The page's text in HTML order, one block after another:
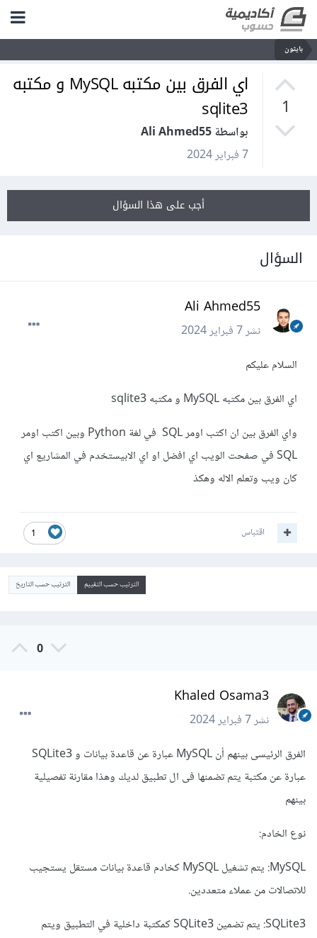
بايثون
1
اي الفرق بين مكتبه MySQL و مكتبه
sqlite3
بواسطة Ali Ahmed55
7 فبراير 2024
أجب على هذا السؤال
السؤال
Ali Ahmed55
نشر7 فبراير 2024
السلام عليكم
اي الفرق بين مكتبه MySQL و مكتبه sqlite3
واي الفرق بين ان اكتب اومر SQL في لغة Python وبين اكتب اومر
SQL في صفحت الويب اي افضل او اي الابيستخدم في المشاريع اي
كان ويب وتعلم الاله وهكذ
1 اقتباس
الترتيب حسب التقييم الترتيب حسب التاريخ
0
Khaled Osama3
نشر7 فبراير 2024
الفرق الرئيسى بينهم أن MySQL عبارة عن قاعدة بيانات و SQLite3
عبارة عن مكتبة يتم تضمنها فى ال تطبيق لديك وهذا مقارنة تفصيلية
بينهم
نوع الخادم:
MySQL: يتم تشغيل MySQL كخادم قاعدة بيانات مستقل يستجيب
للاتصالات من عملاء متعددين.
SQLite3: يتم تضمين SQLite3 كمكتبة داخلية في التطبيق ويتم